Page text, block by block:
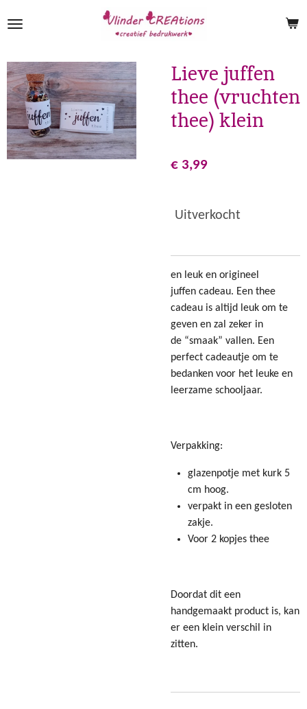
direct
de
hoofdinhoud
Lieve juffen
thee (vruchten
thee) klein
€ 3,99
Uitverkocht
en leuk en origineel
juffen cadeau. Een thee
cadeau is altijd leuk om te
geven en zal zeker in
de “smaak” vallen. Een
perfect cadeautje om te
bedanken voor het leuke en
leerzame schooljaar.
Verpakking:
glazenpotje met kurk 5
cm hoog.
verpakt in een gesloten
zakje.
Voor 2 kopjes thee
Doordat dit een
handgemaakt product is, kan
er een klein verschil in
zitten.